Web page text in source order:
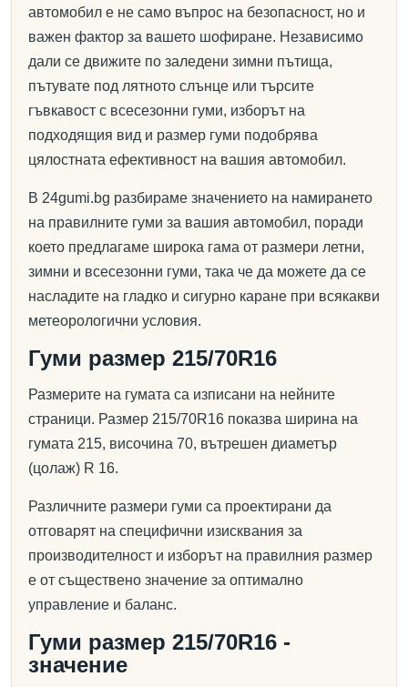
автомобил е не само въпрос на безопасност, но и
важен фактор за вашето шофиране. Независимо
дали се движите по заледени зимни пътища,
пътувате под лятното слънце или търсите
гъвкавост с всесезонни гуми, изборът на
подходящия вид и размер гуми подобрява
цялостната ефективност на вашия автомобил.
В 24gumi.bg разбираме значението на намирането
на правилните гуми за вашия автомобил, поради
което предлагаме широка гама от размери летни,
зимни и всесезонни гуми, така че да можете да се
насладите на гладко и сигурно каране при всякакви
метеорологични условия.
Гуми размер 215/70R16
Размерите на гумата са изписани на нейните
страници. Размер 215/70R16 показва ширина на
гумата 215, височина 70, вътрешен диаметър
(цолаж) R 16.
Различните размери гуми са проектирани да
отговарят на специфични изисквания за
производителност и изборът на правилния размер
е от съществено значение за оптимално
управление и баланс.
Гуми размер 215/70R16 -
значение